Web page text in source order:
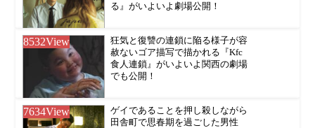
る』がいよいよ劇場公開！
8532View
狂気と復讐の連鎖に陥る様子が容
赦ないゴア描写で描かれる『Kfc
食人連鎖』がいよいよ関西の劇場
でも公開！
7634View
ゲイであることを押し殺しながら
田舎町で思春期を過ごした男性